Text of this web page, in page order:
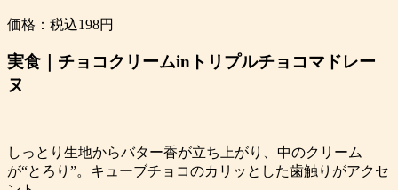
価格：税込198円
実食｜チョコクリームinトリプルチョコマドレー
ヌ
しっとり生地からバター香が立ち上がり、中のクリーム
が“とろり”。キューブチョコのカリッとした歯触りがアクセ